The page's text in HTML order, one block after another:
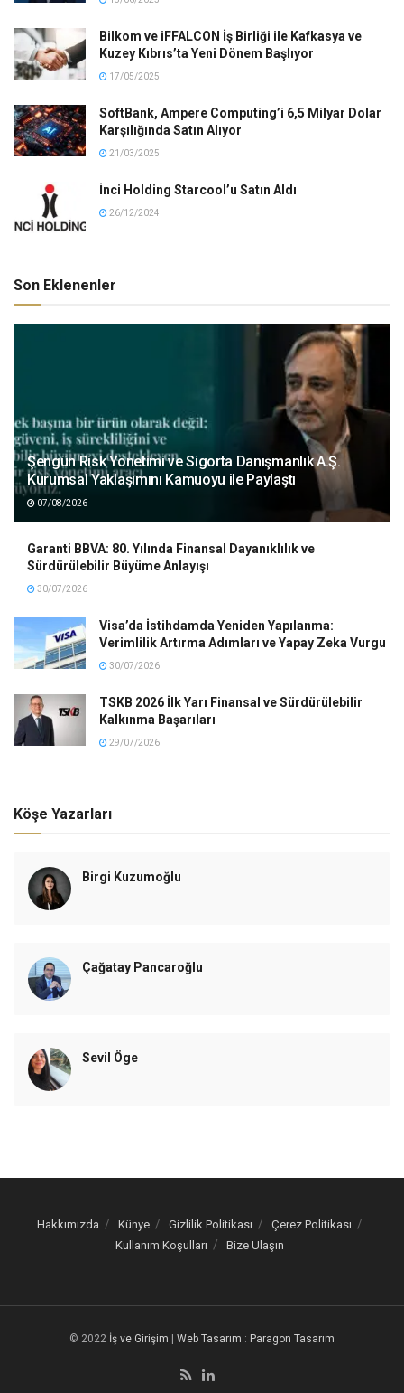
Bilkom ve iFFALCON İş Birliği ile Kafkasya ve
Kuzey Kıbrıs’ta Yeni Dönem Başlıyor
17/05/2025
SoftBank, Ampere Computing’i 6,5 Milyar Dolar
Karşılığında Satın Alıyor
21/03/2025
İnci Holding Starcool’u Satın Aldı
26/12/2024
Son Eklenenler
Şengün Risk Yönetimi ve Sigorta Danışmanlık A.Ş.
Kurumsal Yaklaşımını Kamuoyu ile Paylaştı
07/08/2026
Garanti BBVA: 80. Yılında Finansal Dayanıklılık ve
Sürdürülebilir Büyüme Anlayışı
30/07/2026
Visa’da İstihdamda Yeniden Yapılanma:
Verimlilik Artırma Adımları ve Yapay Zeka Vurgu
30/07/2026
TSKB 2026 İlk Yarı Finansal ve Sürdürülebilir
Kalkınma Başarıları
29/07/2026
Köşe Yazarları
Birgi Kuzumoğlu
Çağatay Pancaroğlu
Sevil Öge
Hakkımızda Künye Gizlilik Politikası
Çerez Politikası
Kullanım Koşulları
Bize Ulaşın
© 2022 İş ve Girişim Web Tasarım : Paragon Tasarım